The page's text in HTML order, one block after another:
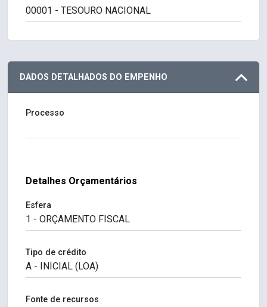
DADOS DETALHADOS DO EMPENHO
Processo
Detalhes Orçamentários
Esfera
Tipo de crédito
Fonte de recursos